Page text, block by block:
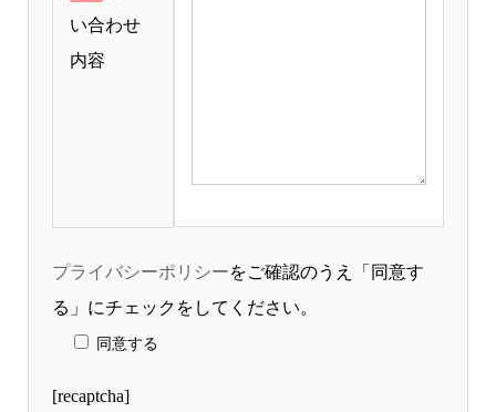
い合わせ
内容
プライバシーポリシーをご確認のうえ「同意す
る」にチェックをしてください。
同意する
[recaptcha]